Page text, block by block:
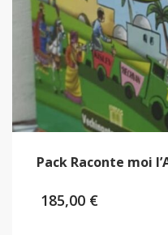
Pack Raconte moi
185,00 €